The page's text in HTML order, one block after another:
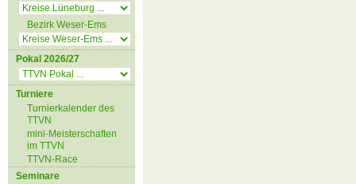
Bezirk Weser-Ems
Pokal 2026/27
Turniere
Turnierkalender des
TTVN
mini-Meisterschaften
im TTVN
TTVN-Race
Seminare